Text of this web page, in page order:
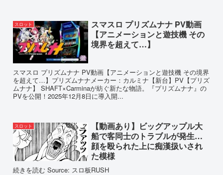
スロット
スマスロ プリズムナナ PV動画
【アニメーションと遊技機 その
境界を超えて…】
スマスロ プリズムナナ PV動画【アニメーションと遊技機 その境界
を超えて…】プリズムナナメーカー：カルミナ【新台】PV【プリズ
ムナナ】 SHAFT×Carminaが紡ぐ新たな物語。『プリズムナナ』の
PVを公開！2025年12月8日に導入開...
スロット
【動画あり】ビッグアップル大
船で客同士のトラブルが発生…
顔を殴られた上に痴漢扱いされ
た模様
続きを読む Source: スロ板RUSH